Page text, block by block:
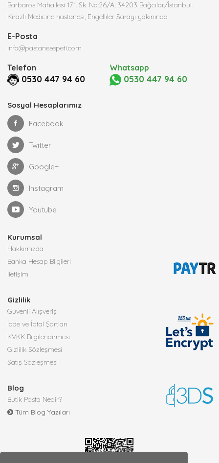
Barbaros Mahallesi 171. Sk. No:26/A, 34203 Bağcılar/İstanbul.
Kirazlı Medicine hastanesi, Engelliler Sarayı yakınında
E-Posta
info@pastanesepeti.com
Telefon
0530 447 94 60
Whatsapp
0530 447 94 60
Sosyal Hesaplarımız
Facebook
Twitter
Google+
Instagram
Youtube
Kurumsal
Hakkımızda
Banka Hesap Bilgileri
İletişim
Gizlilik
Güvenli Alışveriş
İade ve İptal Şartları
KVKK Bilgilendirmesi
Gizlilik Sözleşmesi
Satış Sözleşmesi
Blog
Butik Pasta Nedir?
Tüm Blog Yazıları